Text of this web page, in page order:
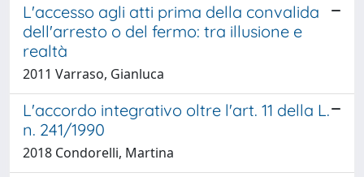
L'accesso agli atti prima della convalida
dell'arresto o del fermo: tra illusione e
realtà
2011 Varraso, Gianluca
L'accordo integrativo oltre l'art. 11 della L.
n. 241/1990
2018 Condorelli, Martina